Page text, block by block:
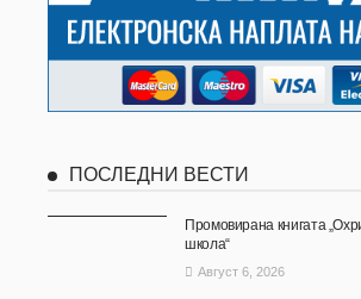
ПОСЛЕДНИ ВЕСТИ
Промовирана книгата
школа“
Август 6, 2026